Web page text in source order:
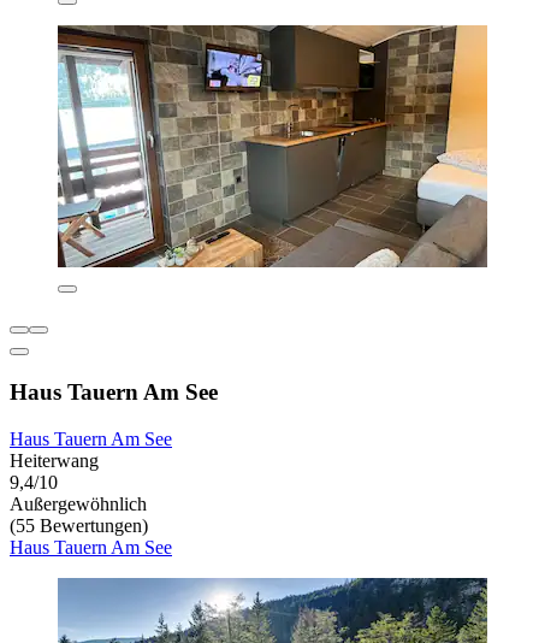
Haus Tauern Am See
Haus Tauern Am See
Heiterwang
9,4/10
Außergewöhnlich
(55 Bewertungen)
Haus Tauern Am See